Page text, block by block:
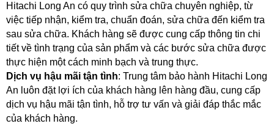
Hitachi Long An có quy trình sửa chữa chuyên nghiệp, từ
việc tiếp nhận, kiểm tra, chuẩn đoán, sửa chữa đến kiểm tra
sau sửa chữa. Khách hàng sẽ được cung cấp thông tin chi
tiết về tình trạng của sản phẩm và các bước sửa chữa được
thực hiện một cách minh bạch và trung thực.
Dịch vụ hậu mãi tận tình: Trung tâm bảo hành Hitachi Long
An luôn đặt lợi ích của khách hàng lên hàng đầu, cung cấp
dịch vụ hậu mãi tận tình, hỗ trợ tư vấn và giải đáp thắc mắc
của khách hàng.